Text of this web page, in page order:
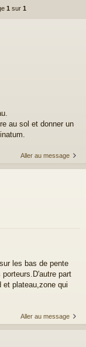
1 sur 1
au sol et donner un
Aller au message
les bas de pente
part
plateau,zone qui
Aller au message